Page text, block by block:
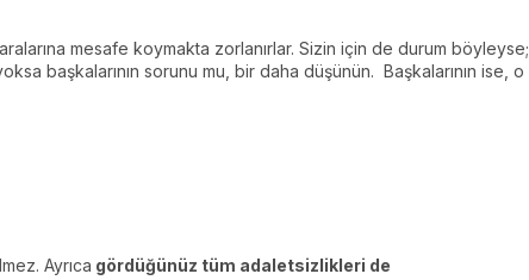
mesafe koymakta zorlanırlar. Sizin için de durum böyleyse;
başkalarının sorunu mu, bir daha düşünün. Başkalarının ise, o
Ayrıca gördüğünüz tüm adaletsizlikleri de